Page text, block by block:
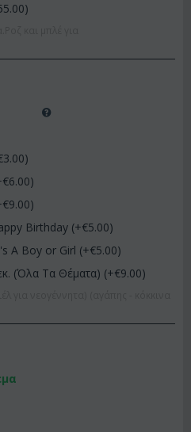
)
3.00)
6.00)
9.00)
Birthday (+€5.00)
A Boy or Girl (+€5.00)
(Όλα Τα Θέματα) (+€9.00)